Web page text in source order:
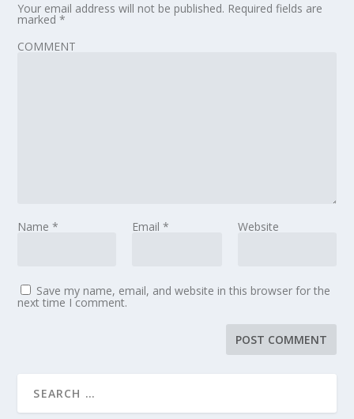
Your email address will not be published. Required fields are
marked*
COMMENT
Name* Email * Website
Save my name, email, and website in this browser for the
next time I comment.